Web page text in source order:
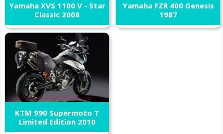
Yamaha XVS 1100 V - Star
Classic 2008
Yamaha FZR 400 Genesis
1987
KTM 990 Supermoto T
Limited Edition 2010